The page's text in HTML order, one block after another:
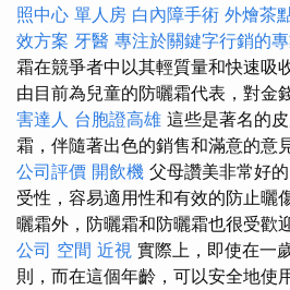
照中心 單人房 白內障手術 外燴茶
效方案 牙醫 專注於關鍵字行銷的
霜在競爭者中以其輕質量和快速吸
由目前為兒童的防曬霜代表，對金
害達人 台胞證高雄 這些是著名的
霜，伴隨著出色的銷售和滿意的意
公司評價 開飲機 父母讚美非常好
受性，容易適用性和有效的防止曬
曬霜外，防曬霜和防曬霜也很受歡
公司 空間 近視 實際上，即使在一
則，而在這個年齡，可以安全地使